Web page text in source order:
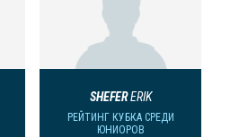
SHEFERERIK
РЕЙТИНГ КУБКА СРЕДИ
ЮНИОРОВ